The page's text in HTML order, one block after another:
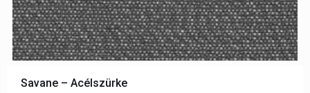
Savane – Acélszürke